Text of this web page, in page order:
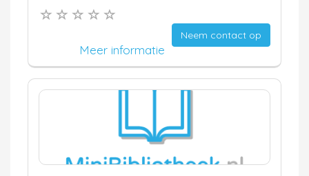
Neem contact op
Meer informatie